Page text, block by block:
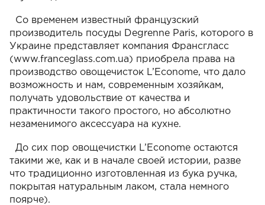
Со временем известный французский
производитель посуды Degrenne Paris, которого в
Украине представляет компания Франсгласс
(www.franceglass.com.ua) приобрела права на
производство овощечисток L’Econome, что дало
возможность и нам, современным хозяйкам,
получать удовольствие от качества и
практичности такого простого, но абсолютно
незаменимого аксессуара на кухне.
До сих пор овощечистки L’Econome остаются
такими же, как и в начале своей истории, разве
что традиционно изготовленная из бука ручка,
покрытая натуральным лаком, стала немного
поярче).